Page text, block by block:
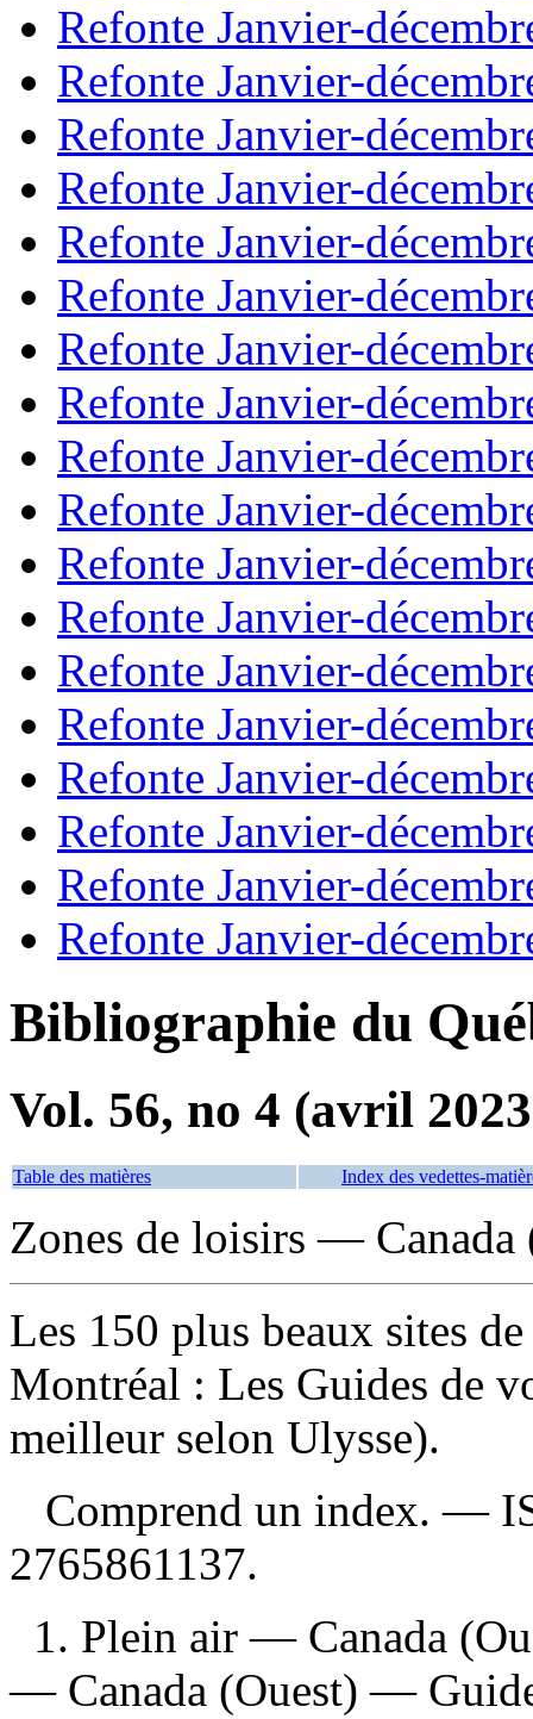
Refonte Janvier-
Refonte Janvier-
Refonte Janvier-
Refonte Janvier-
Refonte Janvier-
Refonte Janvier-
Refonte Janvier-
Refonte Janvier-
Refonte Janvier-
Refonte Janvier-
Refonte Janvier-
Refonte Janvier-
Refonte Janvier-
Refonte Janvier-
Refonte Janvier-
Refonte Janvier-
Refonte Janvier-
Refonte Janvier-
Bibliographie du
Vol. 56, no 4 (avril
Table des matières Index des vedettes-
Zones de loisirs —
Les 150 plus beaux sites
Montréal : Les Guides de
meilleur selon Ulysse).
Comprend un index. —
2765861137.
1. Plein air — Canada
— Canada (Ouest) —